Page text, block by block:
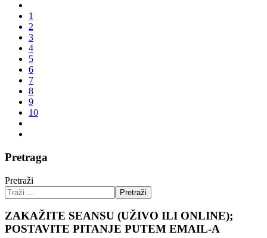
1
2
3
4
5
6
7
8
9
10
Pretraga
Pretraži
Pretraži
ZAKAŽITE SEANSU (UŽIVO ILI ONLINE);
POSTAVITE PITANJE PUTEM EMAIL-A